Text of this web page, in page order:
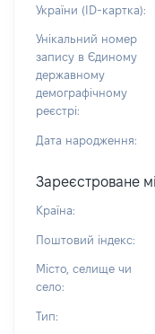
України (ID-картка):
Унікальний номер
запису в Єдиному
державному
демографічному
реєстрі:
Дата народження:
Зареєстроване
Країна:
Поштовий індекс:
Місто, селище чи
село:
Тип: